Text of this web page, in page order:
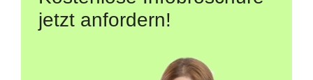
jetzt anfordern!